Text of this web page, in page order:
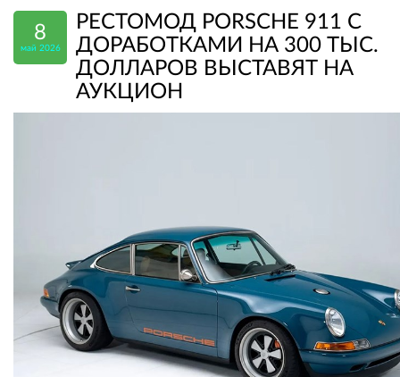
8
май 2026
РЕСТОМОД PORSCHE 911 С
ДОРАБОТКАМИ НА 300 ТЫС.
ДОЛЛАРОВ ВЫСТАВЯТ НА
АУКЦИОН